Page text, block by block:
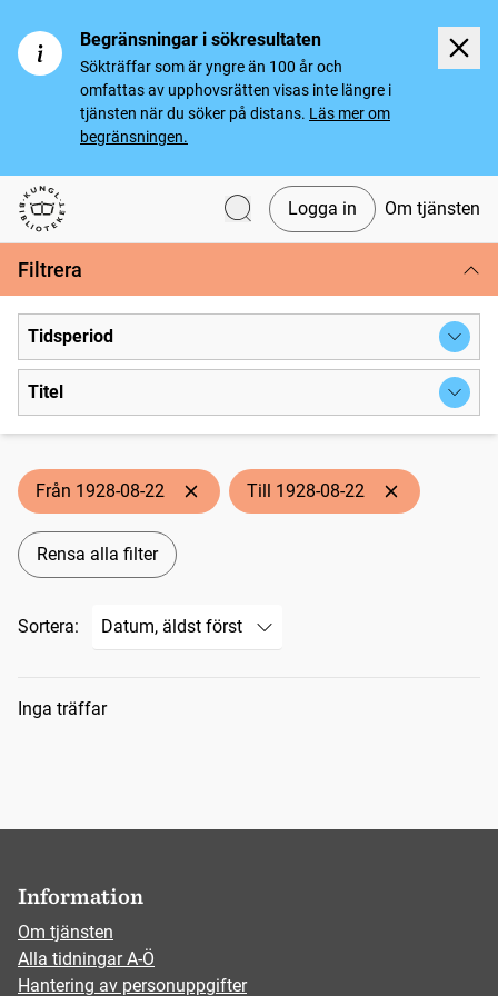
Begränsningar i sökresultaten
Sökträffar som är yngre än 100 år och
omfattas av upphovsrätten visas inte längre i
tjänsten när du söker på distans. Läs mer om
begränsningen.
Svenska tidningar
Logga in Om tjänsten
Filtrera
Tidsperiod
Titel
Från 1928-08-22 Till 1928-08-22
Rensa alla filter
Sortera:
Sökresultat
Inga träffar
Information
Om tjänsten
Alla tidningar A-Ö
Hantering av personuppgifter